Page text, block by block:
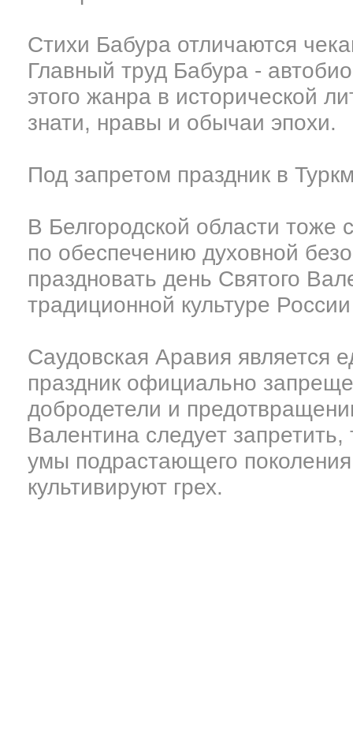
Стихи Бабура отличаются
Главный труд Бабура -
этого жанра в исторической
знати, нравы и обычаи эпохи.
Под запретом праздник в
В Белгородской области тоже
по обеспечению духовной
праздновать день Святого
традиционной культуре
Саудовская Аравия является
праздник официально
добродетели и
Валентина следует
умы подрастающего
культивируют грех.